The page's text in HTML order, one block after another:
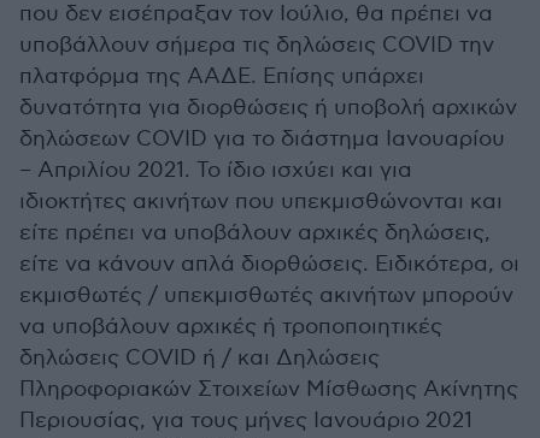
που δεν εισέπραξαν τον Ιούλιο, θα πρέπει να
υποβάλλουν σήμερα τις δηλώσεις COVID την
πλατφόρμα της ΑΑΔΕ. Επίσης υπάρχει
δυνατότητα για διορθώσεις ή υποβολή αρχικών
δηλώσεων COVID για το διάστημα Ιανουαρίου
– Απριλίου 2021. Το ίδιο ισχύει και για
ιδιοκτήτες ακινήτων που υπεκμισθώνονται και
είτε πρέπει να υποβάλουν αρχικές δηλώσεις,
είτε να κάνουν απλά διορθώσεις. Ειδικότερα, οι
εκμισθωτές / υπεκμισθωτές ακινήτων μπορούν
να υποβάλουν αρχικές ή τροποποιητικές
δηλώσεις COVID ή / και Δηλώσεις
Πληροφοριακών Στοιχείων Μίσθωσης Ακίνητης
Περιουσίας, για τους μήνες Ιανουάριο 2021